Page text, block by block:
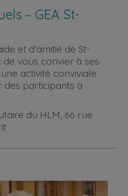
– GEA St-
et d’amitié de St-
de vous convier à ses
activité conviviale
des participants à
du HLM, 66 rue